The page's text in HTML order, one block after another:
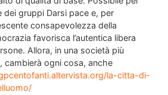
dei gruppi Darsi pace e, per
consapevolezza della
favorisca l’autentica libera
Allora, in una società più
cambierà ogni cosa, anche
la-citta-di-